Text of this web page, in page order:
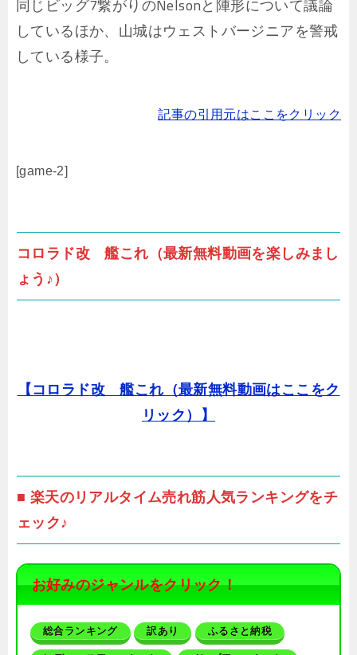
同じビッグ7繋がりのNelsonと陣形について議論
しているほか、山城はウェストバージニアを警戒
している様子。
記事の引用元はここをクリック
[game-2]
コロラド改 艦これ（最新無料動画を楽しみまし
ょう♪）
【コロラド改 艦これ（最新無料動画はここをク
リック）】
■ 楽天のリアルタイム売れ筋人気ランキングをチ
ェック♪
お好みのジャンルをクリック！
総合ランキング 訳あり ふるさと納税